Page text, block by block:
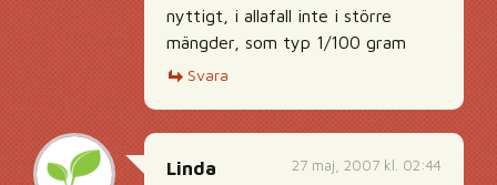
nyttigt, i allafall inte i större
mängder, som typ 1/100 gram
Svara
27 maj, 2007 kl. 02:44
Linda